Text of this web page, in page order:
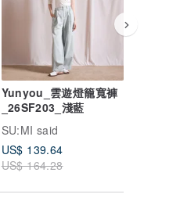
Yunyou_雲遊燈籠寬褲
_26SF203_淺藍
SU:MI said
US$ 139.64
US$ 164.28